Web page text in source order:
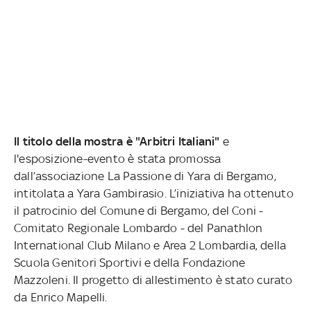
Il titolo della mostra è "Arbitri Italiani" e
l'esposizione-evento è stata promossa
dall’associazione La Passione di Yara di Bergamo,
intitolata a Yara Gambirasio. L’iniziativa ha ottenuto
il patrocinio del Comune di Bergamo, del Coni -
Comitato Regionale Lombardo - del Panathlon
International Club Milano e Area 2 Lombardia, della
Scuola Genitori Sportivi e della Fondazione
Mazzoleni. Il progetto di allestimento è stato curato
da Enrico Mapelli.